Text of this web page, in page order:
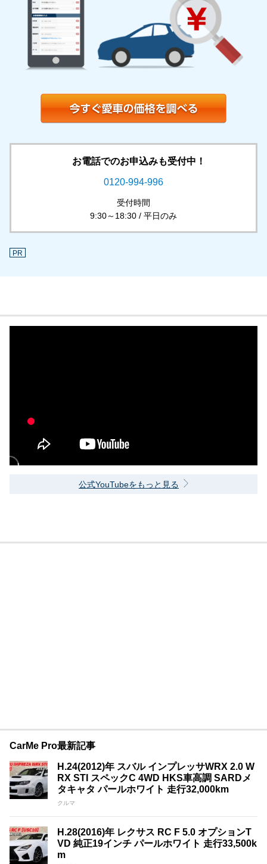
お電話でのお申込みも受付中！
0120-994-996
受付時間
9:30～18:30 / 平日のみ
PR
公式YouTubeをもっと見る
CarMe Pro最新記事
H.24(2012)年 スバル インプレッサWRX 2.0 W
RX STI スペックC 4WD HKS車高調 SARDメ
タキャタ パールホワイト 走行32,000km
クルマ
H.28(2016)年 レクサス RC F 5.0 オプションT
VD 純正19インチ パールホワイト 走行33,500k
m